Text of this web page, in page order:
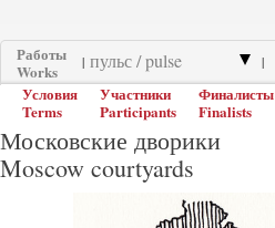
Работы
Works
| |
Условия
Terms
Участники
Participants
Финалисты
Finalists
Московские дворики
Moscow courtyards